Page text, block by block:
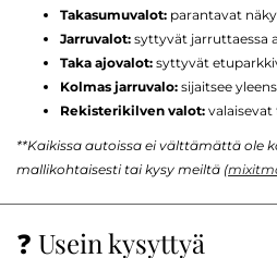
Takasumuvalot: parantavat
Jarruvalot: syttyvät jarruttaessa
Taka ajovalot: syttyvät
Kolmas jarruvalo: sijaitsee
Rekisterikilven valot: valaisevat
**Kaikissa autoissa ei välttämättä ole
mallikohtaisesti tai kysy meiltä (
❓ Usein kysyttyä